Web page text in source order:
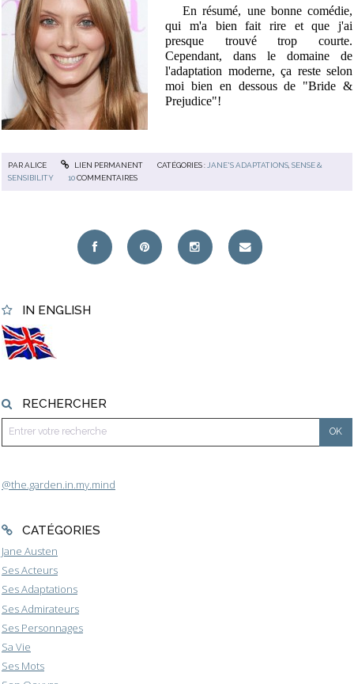
En résumé, une bonne comédie,
qui m'a bien fait rire et que j'ai
presque trouvé trop courte.
Cependant, dans le domaine de
l'adaptation moderne, ça reste selon
moi bien en dessous de "Bride &
Prejudice"!
PARALICE LIEN PERMANENT CATÉGORIES : JANE'S ADAPTATIONS ,SENSE &
SENSIBILITY
10 COMMENTAIRES
IN ENGLISH
RECHERCHER
@the.garden.in.my.mind
CATÉGORIES
Jane Austen
Ses Acteurs
Ses Adaptations
Ses Admirateurs
Ses Personnages
Sa Vie
Ses Mots